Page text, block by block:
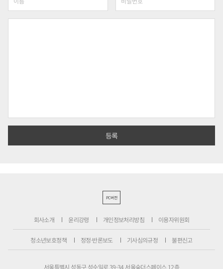
PC버전
회사소개 윤리강령 개인정보처리방침 이용자위원회
청소년보호정책 정정·반론보도 기사심의규정 불편신고
서울특별시 성동구 성수일로 39-34 서울숲더스페이스 12층